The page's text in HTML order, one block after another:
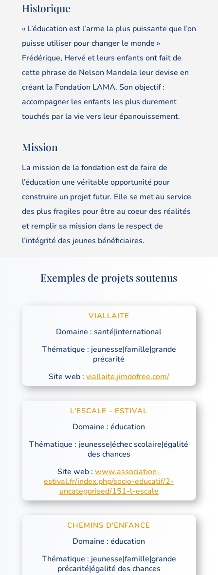
Historique
« L’éducation est l’arme la plus puissante que l’on
puisse utiliser pour changer le monde »
Frédérique, Hervé et leurs enfants ont fait de
cette phrase de Nelson Mandela leur devise en
créant la Fondation LAMA. Son objectif :
accompagner les enfants les plus durement
touchés par la vie vers leur épanouissement.
Mission
La mission de la fondation est de faire de
l’éducation une véritable opportunité pour
construire un projet futur. Elle se met au service
des plus fragiles pour être au coeur des réalités
et remplir sa mission dans le respect de
l’intégrité des jeunes bénéficiaires.
Exemples de projets soutenus
VIALLAITE
Domaine : santé|international
Thématique : jeunesse|famille|grande
précarité
Site web : viallaite.jimdofree.com/
L'ESCALE - ESTIVAL
Domaine : éducation
Thématique : jeunesse|échec scolaire|égalité
des chances
Site web :www.association-
estival.fr/index.php/socio-educatif/2-
uncategorised/151-l-escale
CHEMINS D'ENFANCE
Domaine : éducation
Thématique : jeunesse|famille|grande
précarité|égalité des chances